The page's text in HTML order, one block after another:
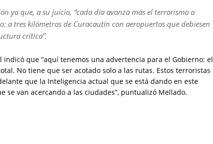
ya que, a su juicio, “cada día avanza más el terrorismo a
a tres kilómetros de Curacautín con aeropuertos que debiesen
crítica”.
indicó que “aquí tenemos una advertencia para el Gobierno: el
No tiene que ser acotado solo a las rutas. Estos terroristas
que la Inteligencia actual que se está dando en este
se van acercando a las ciudades”, puntualizó Mellado.